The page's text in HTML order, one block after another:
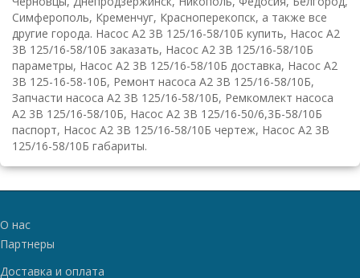
Симферополь, Кременчуг, Красноперекопск, а также все
другие города. Насос А2 3В 125/16-58/10Б купить, Насос А2
3В 125/16-58/10Б заказать, Насос А2 3В 125/16-58/10Б
параметры, Насос А2 3В 125/16-58/10Б доставка, Насос А2
3В 125-16-58-10Б, Ремонт насоса А2 3В 125/16-58/10Б,
Запчасти насоса А2 3В 125/16-58/10Б, Ремкомлект насоса
А2 3В 125/16-58/10Б, Насос А2 3В 125/16-50/6,3Б-58/10Б
паспорт, Насос А2 3В 125/16-58/10Б чертеж, Насос А2 3В
125/16-58/10Б габариты.
О нас
Партнеры
Доставка и оплата